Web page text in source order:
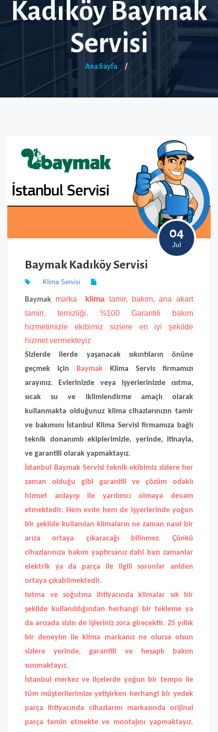
Kadıköy Baymak
Servisi
Ana Sayfa /
04
Jul
Baymak Kadıköy Servisi
Klima Servisi
Baymak marka klima tamir, bakım, ana akart
tamiri, temizliği. %100 Garantili bakım
hizmetimizle ekibimiz sizlere en iyi şekilde
hizmet vermekteyiz
Sizlerde ilerde yaşanacak sıkıntıların önüne
geçmek için
Baymak
Klima Servis firmamızı
arayınız. Evlerinizde veya işyerlerinizde ısıtma,
sıcak su ve iklimlendirme amaçlı olarak
kullanmakta olduğunuz klima cihazlarınızın tamir
ve bakımını İstanbul Klima Servisi firmamıza bağlı
teknik donanımlı ekiplerimizle, yerinde, itinayla,
ve garantili olarak yapmaktayız.
İstanbul Baymak Servisi teknik ekibimiz sizlere her
zaman olduğu gibi garantili ve çözüm odaklı
hizmet anlayışı ile yardımcı olmaya devam
etmektedir. Hem evde hem de işyerlerinde yoğun
bir şekilde kullanılan klimaların ne zaman nasıl bir
arıza ortaya çıkaracağı bilinmez. Çünkü
cihazlarınıza bakım yaptırsanız dahi bazı zamanlar
elektrik ya da parça ile ilgili sorunlar aniden
ortaya çıkabilmektedir.
Isıtma ve soğutma ihtiyacında klimalar sık bir
şekilde kullanıldığından herhangi bir tekleme ya
da arızada sizin de işleriniz zora girecektir. 25 yıllık
bir deneyim ile klima markanız ne olursa olsun
sizlere yerinde, garantili ve hesaplı bakım
sunmaktayız.
İstanbul merkez ve ilçelerde yoğun bir tempo ile
tüm müşterilerimize yetişirken herhangi bir yedek
parça ihtiyacında cihazlarını markasında orijinal
parça temin etmekte ve montajını yapmaktayız.